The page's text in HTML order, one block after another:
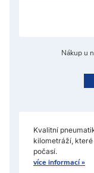
Nákup u
Kvalitní
kilometráží,
počasí.
více informací »